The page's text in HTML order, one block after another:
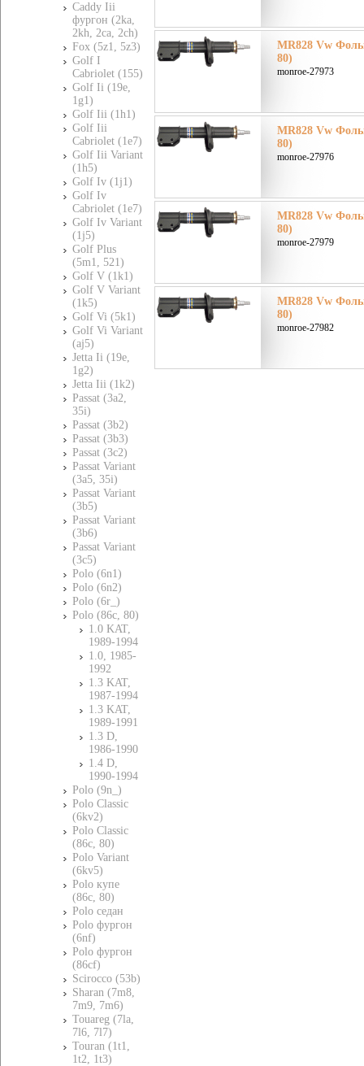
Caddy Iii
фургон (2ka,
2kh, 2ca, 2ch)
Fox (5z1, 5z3)
Golf I
Cabriolet (155)
Golf Ii (19e,
1g1)
Golf Iii (1h1)
Golf Iii
Cabriolet (1e7)
Golf Iii Variant
(1h5)
Golf Iv (1j1)
Golf Iv
Cabriolet (1e7)
Golf Iv Variant
(1j5)
Golf Plus
(5m1, 521)
Golf V (1k1)
Golf V Variant
(1k5)
Golf Vi (5k1)
Golf Vi Variant
(aj5)
Jetta Ii (19e,
1g2)
Jetta Iii (1k2)
Passat (3a2,
35i)
Passat (3b2)
Passat (3b3)
Passat (3c2)
Passat Variant
(3a5, 35i)
Passat Variant
(3b5)
Passat Variant
(3b6)
Passat Variant
(3c5)
Polo (6n1)
Polo (6n2)
Polo (6r_)
Polo (86c, 80)
1.0 KAT,
1989-1994
1.0, 1985-
1992
1.3 KAT,
1987-1994
1.3 KAT,
1989-1991
1.3 D,
1986-1990
1.4 D,
1990-1994
Polo (9n_)
Polo Classic
(6kv2)
Polo Classic
(86c, 80)
Polo Variant
(6kv5)
Polo купе
(86c, 80)
Polo седан
Polo фургон
(6nf)
Polo фургон
(86cf)
Scirocco (53b)
Sharan (7m8,
7m9, 7m6)
Touareg (7la,
7l6, 7l7)
Touran (1t1,
1t2, 1t3)
MR828 Vw
80)
monroe-27973
MR828 Vw
80)
monroe-27976
MR828 Vw
80)
monroe-27979
MR828 Vw
80)
monroe-27982